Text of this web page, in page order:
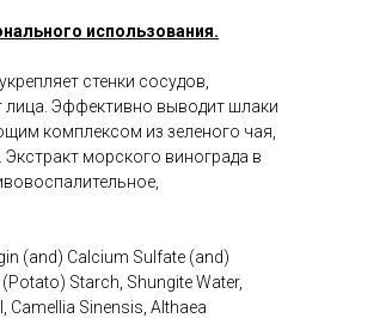
использования.
стенки сосудов,
лица. Эффективно выводит шлаки
комплексом из зеленого чая,
морского винограда в
(and) Calcium Sulfate (and)
Starch, Shungite Water,
Camellia Sinensis, Althaea